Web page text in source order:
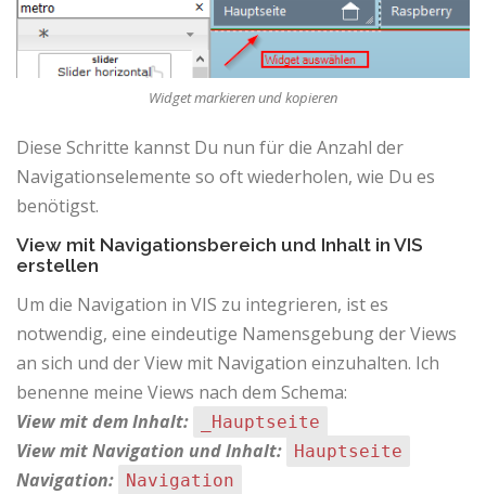
Widget markieren und kopieren
Diese Schritte kannst Du nun für die Anzahl der
Navigationselemente so oft wiederholen, wie Du es
benötigst.
View mit Navigationsbereich und Inhalt in VIS
erstellen
Um die Navigation in VIS zu integrieren, ist es
notwendig, eine eindeutige Namensgebung der Views
an sich und der View mit Navigation einzuhalten. Ich
benenne meine Views nach dem Schema:
View mit dem Inhalt:
_Hauptseite
View mit Navigation und Inhalt: Hauptseite
Navigation: Navigation